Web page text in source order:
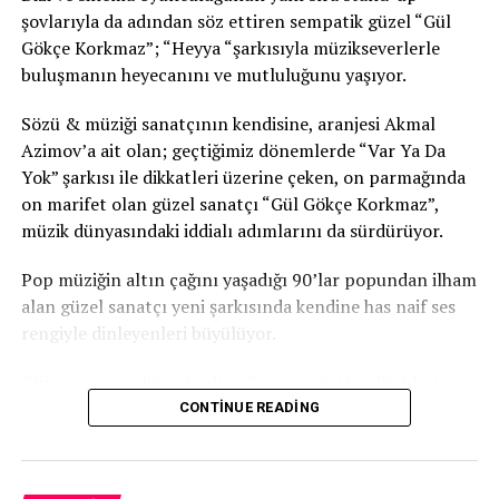
şovlarıyla da adından söz ettiren sempatik güzel “Gül
Gökçe Korkmaz”; “Heyya “şarkısıyla müzikseverlerle
buluşmanın heyecanını ve mutluluğunu yaşıyor.
Sözü & müziği sanatçının kendisine, aranjesi Akmal
Azimov’a ait olan; geçtiğimiz dönemlerde “Var Ya Da
Yok” şarkısı ile dikkatleri üzerine çeken, on parmağında
on marifet olan güzel sanatçı “Gül Gökçe Korkmaz”,
müzik dünyasındaki iddialı adımlarını da sürdürüyor.
Pop müziğin altın çağını yaşadığı 90’lar popundan ilham
alan güzel sanatçı yeni şarkısında kendine has naif ses
rengiyle dinleyenleri büyülüyor.
“Gül Gökçe Korkmaz”ın güzelliği de gözler önüne
CONTINUE READING